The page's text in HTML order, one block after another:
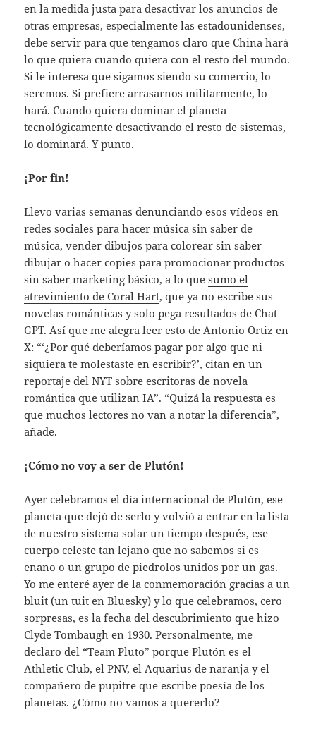
en la medida justa para desactivar los anuncios de
otras empresas, especialmente las estadounidenses,
debe servir para que tengamos claro que China hará
lo que quiera cuando quiera con el resto del mundo.
Si le interesa que sigamos siendo su comercio, lo
seremos. Si prefiere arrasarnos militarmente, lo
hará. Cuando quiera dominar el planeta
tecnológicamente desactivando el resto de sistemas,
lo dominará. Y punto.
¡Por fin!
Llevo varias semanas denunciando esos vídeos en
redes sociales para hacer música sin saber de
música, vender dibujos para colorear sin saber
dibujar o hacer copies para promocionar productos
sin saber marketing básico, a lo quesumo el
atrevimiento de Coral Hart, que ya no escribe sus
novelas románticas y solo pega resultados de Chat
GPT. Así que me alegra leer esto de Antonio Ortiz en
X: “‘¿Por qué deberíamos pagar por algo que ni
siquiera te molestaste en escribir?’, citan en un
reportaje del NYT sobre escritoras de novela
romántica que utilizan IA”. “Quizá la respuesta es
que muchos lectores no van a notar la diferencia”,
añade.
¡Cómo no voy a ser de Plutón!
Ayer celebramos el día internacional de Plutón, ese
planeta que dejó de serlo y volvió a entrar en la lista
de nuestro sistema solar un tiempo después, ese
cuerpo celeste tan lejano que no sabemos si es
enano o un grupo de piedrolos unidos por un gas.
Yo me enteré ayer de la conmemoración gracias a un
bluit (un tuit en Bluesky) y lo que celebramos, cero
sorpresas, es la fecha del descubrimiento que hizo
Clyde Tombaugh en 1930. Personalmente, me
declaro del “Team Pluto” porque Plutón es el
Athletic Club, el PNV, el Aquarius de naranja y el
compañero de pupitre que escribe poesía de los
planetas. ¿Cómo no vamos a quererlo?